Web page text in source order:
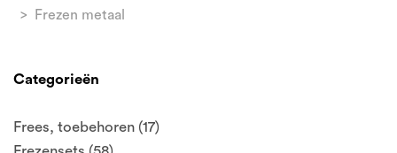
Frezen metaal
Categorieën
Frees, toebehoren (17)